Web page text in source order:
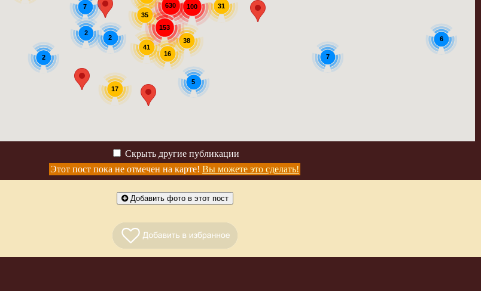
630 31
5
38
41
35
100
153
6
7
17
2 7
2
16
2
Скрыть другие публикации
Этот пост пока не отмечен на карте! Вы можете это сделать!
Добавить фото в этот пост